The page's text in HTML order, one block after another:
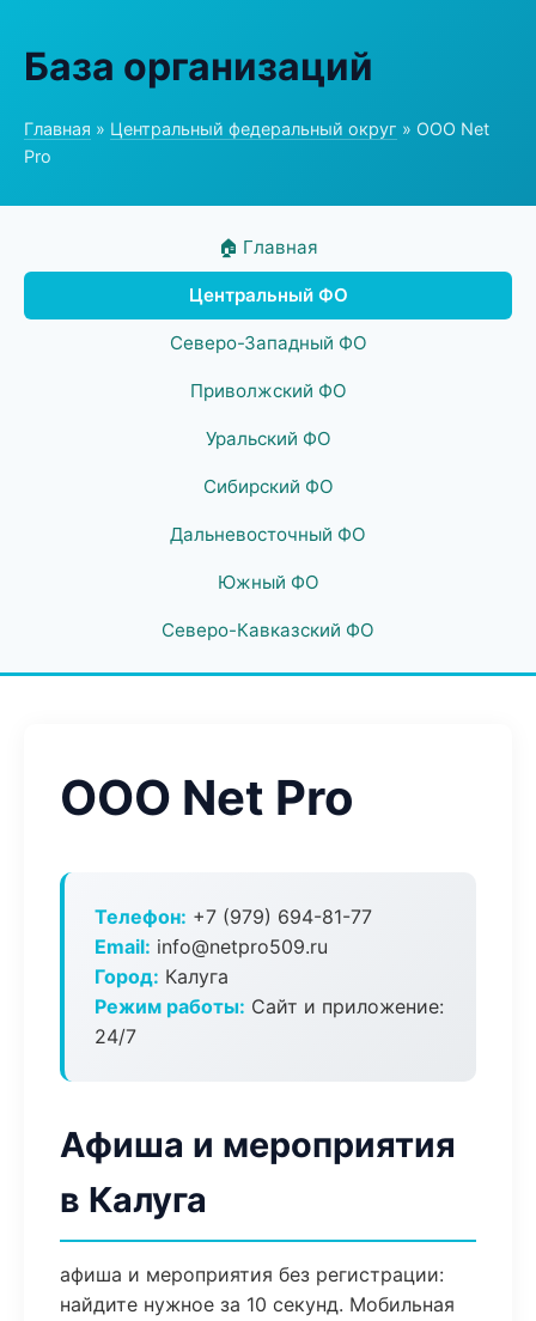
База организаций
Главная » Центральный федеральный округ » ООО Net
Pro
🏠 Главная
Центральный ФО
Северо-Западный ФО
Приволжский ФО
Уральский ФО
Сибирский ФО
Дальневосточный ФО
Южный ФО
Северо-Кавказский ФО
ООО Net Pro
Телефон: +7 (979) 694-81-77
Email: info@netpro509.ru
Город: Калуга
Режим работы: Сайт и приложение:
24/7
Афиша и мероприятия
в Калуга
афиша и мероприятия без регистрации:
найдите нужное за 10 секунд. Мобильная